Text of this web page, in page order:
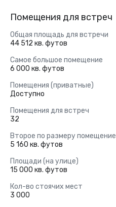
Помещения для встреч
Общая площадь для встречи
44 512 кв. футов
Самое большое помещение
6 000 кв. футов
Помещения (приватные)
Доступно
Помещения для встреч
32
Второе по размеру помещение
5 160 кв. футов
Площади (на улице)
15 000 кв. футов
Кол-во стоячих мест
3 000